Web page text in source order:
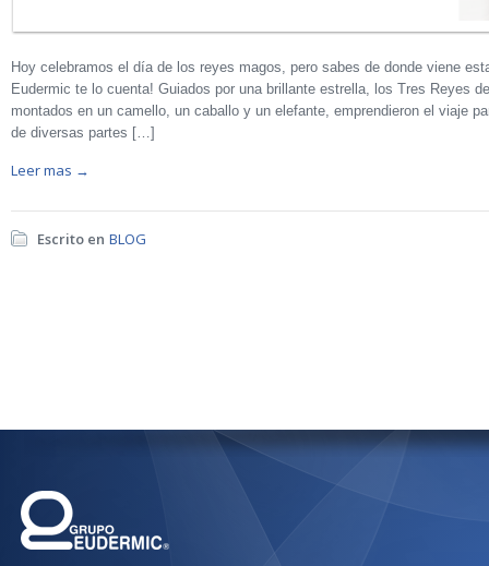
Hoy celebramos el día de los reyes magos, pero sabes de donde viene
Eudermic te lo cuenta! Guiados por una brillante estrella, los Tres Reyes
montados en un camello, un caballo y un elefante, emprendieron el viaje
de diversas partes […]
Leer mas →
Escrito en BLOG